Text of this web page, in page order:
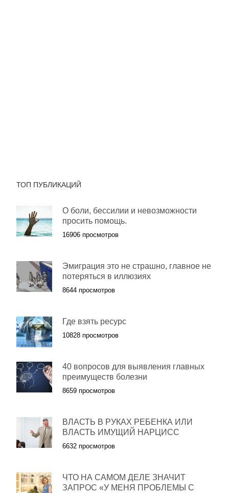
ТОП ПУБЛИКАЦИЙ
О боли, бессилии и невозможности
просить помощь.
16906 просмотров
Эмиграция это не страшно, главное не
потеряться в иллюзиях
8644 просмотров
Где взять ресурс
10828 просмотров
40 вопросов для выявления главных
преимуществ болезни
8659 просмотров
ВЛАСТЬ В РУКАХ РЕБЕНКА ИЛИ
ВЛАСТЬ ИМУЩИЙ НАРЦИСС
6632 просмотров
ЧТО НА САМОМ ДЕЛЕ ЗНАЧИТ
ЗАПРОС «У МЕНЯ ПРОБЛЕМЫ С